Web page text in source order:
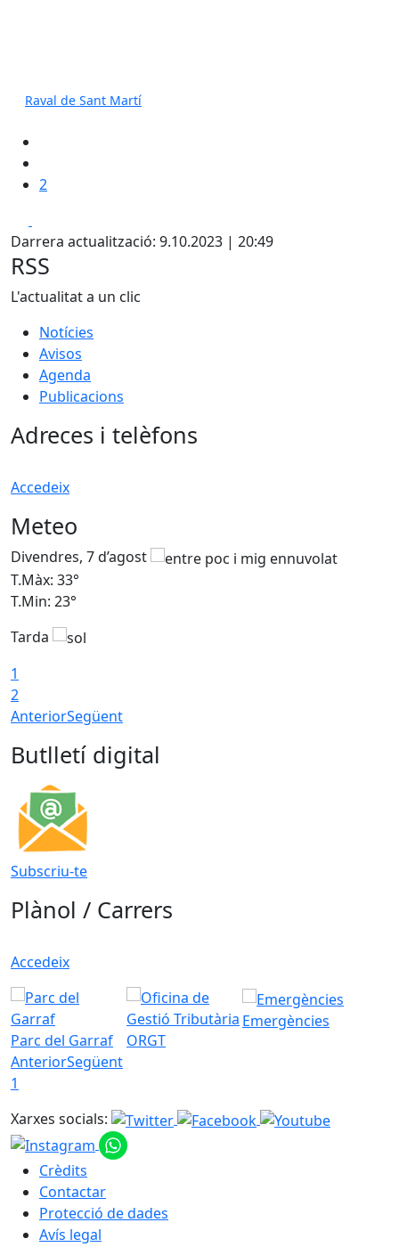
Raval de Sant Martí
2
Darrera actualització: 9.10.2023 | 20:49
RSS
L'actualitat a un clic
Notícies
Avisos
Agenda
Publicacions
Adreces i telèfons
Accedeix
Meteo
Divendres, 7 d’agost
T.Màx: 33°
T.Min: 23°
Tarda
1
2
AnteriorSegüent
Butlletí digital
Subscriu-te
Plànol / Carrers
Accedeix
Parc del Garraf ORGT
Emergències
AnteriorSegüent
1
Xarxes socials:
Crèdits
Contactar
Protecció de dades
Avís legal